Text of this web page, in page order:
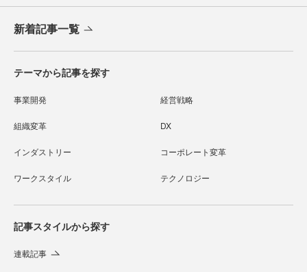
新着記事一覧
テーマから記事を探す
事業開発 経営戦略
組織変革 DX
インダストリー コーポレート変革
ワークスタイル テクノロジー
記事スタイルから探す
連載記事